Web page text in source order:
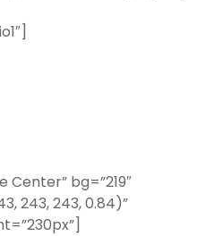
Center” bg=”219″
243, 243, 0.84)”